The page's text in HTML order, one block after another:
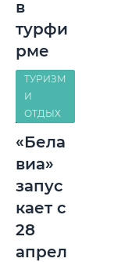
в
турфи
рме
ТУРИЗМ
И
ОТДЫХ
«Бела
виа»
запус
кает с
28
апрел